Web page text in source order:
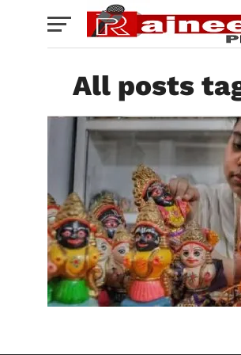
All posts